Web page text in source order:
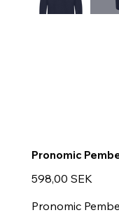
Pronomic
Preis
598,00 SEK
Pronomic